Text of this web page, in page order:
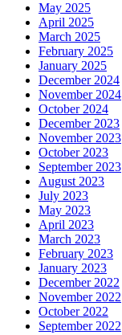
May 2025
April 2025
March 2025
February 2025
January 2025
December 2024
November 2024
October 2024
December 2023
November 2023
October 2023
September 2023
August 2023
July 2023
May 2023
April 2023
March 2023
February 2023
January 2023
December 2022
November 2022
October 2022
September 2022